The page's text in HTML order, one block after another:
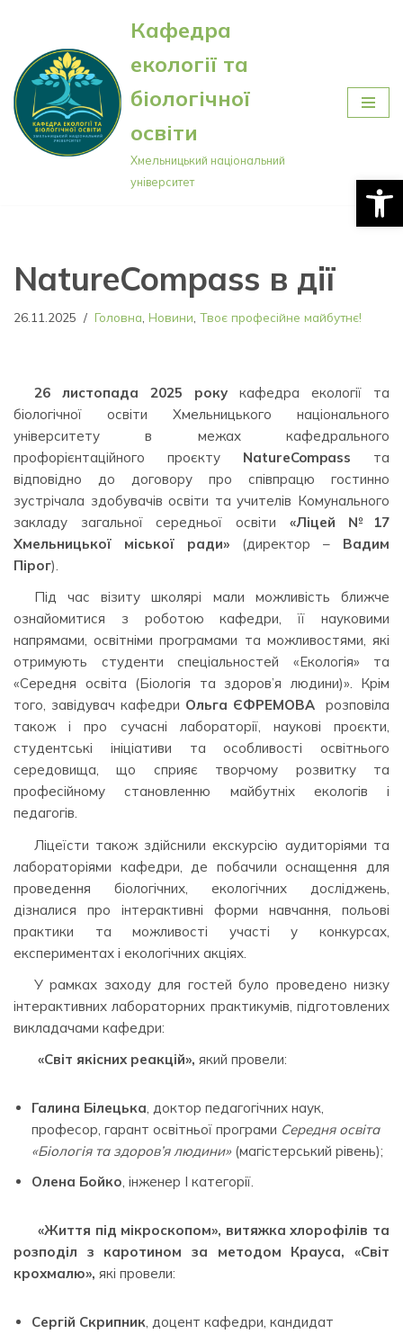
Перейти
до
вмісту
Кафедра
екології та
біологічної
освіти
Хмельницький національний
університет
NatureCompass в дії
26.11.2025 Головна Новини Твоє професійне майбутнє!
26 листопада 2025 рокукафедра екології та
біологічної освіти Хмельницького національного
університету в межах кафедрального
профорієнтаційного проєкту NatureCompass та
відповідно до договору про співпрацю гостинно
зустрічала здобувачів освіти та учителів Комунального
закладу загальної середньої освіти «Ліцей №17
Хмельницької міської ради» (директор – Вадим
Пірог).
Під час візиту школярі мали можливість ближче
ознайомитися з роботою кафедри, її науковими
напрямами, освітніми програмами та можливостями, які
отримують студенти спеціальностей «Екологія» та
«Середня освіта (Біологія та здоров’я людини)». Крім
того, завідувач кафедри Ольга ЄФРЕМОВА розповіла
також і про сучасні лабораторії, наукові проєкти,
студентські ініціативи та особливості освітнього
середовища, що сприяє творчому розвитку та
професійному становленню майбутніх екологів і
педагогів.
Ліцеїсти також здійснили екскурсію аудиторіями та
лабораторіями кафедри, де побачили оснащення для
проведення біологічних, екологічних досліджень,
дізналися про інтерактивні форми навчання, польові
практики та можливості участі у конкурсах,
експериментах і екологічних акціях.
У рамках заходу для гостей було проведено низку
інтерактивних лабораторних практикумів, підготовлених
викладачами кафедри:
«Світ якісних реакцій», який провели:
Галина Білецька, доктор педагогічних наук,
професор, гарант освітньої програми Середня освіта
«Біологія та здоров’я людини» (магістерський рівень);
Олена Бойко, інженер І категорії.
«Життя під мікроскопом», витяжка хлорофілів та
розподіл з каротином за методом Крауса, «Світ
крохмалю», які провели:
Сергій Скрипник, доцент кафедри, кандидат